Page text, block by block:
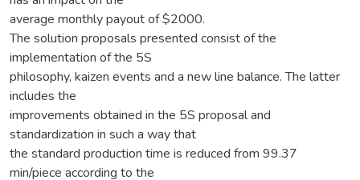
average monthly payout of $2000.
The solution proposals presented consist of the
implementation of the 5S
philosophy, kaizen events and a new line balance. The latter
includes the
improvements obtained in the 5S proposal and
standardization in such a way that
the standard production time is reduced from 99.37
min/piece according to the